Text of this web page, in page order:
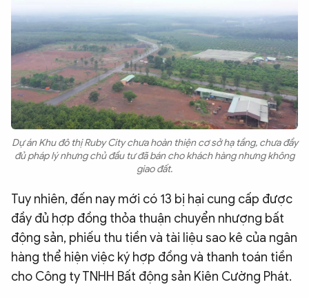
Infographic
Chuyên trangAn ninh thế giới Văn nghệ Công an
Chuyên đề
Dự án Khu đô thị Ruby City chưa hoàn thiện cơ sở hạ tầng, chưa đầy
đủ pháp lý nhưng chủ đầu tư đã bán cho khách hàng nhưng không
giao đất.
Tuy nhiên, đến nay mới có 13 bị hại cung cấp được
đầy đủ hợp đồng thỏa thuận chuyển nhượng bất
động sản, phiếu thu tiền và tài liệu sao kê của ngân
hàng thể hiện việc ký hợp đồng và thanh toán tiền
cho Công ty TNHH Bất động sản Kiên Cường Phát.